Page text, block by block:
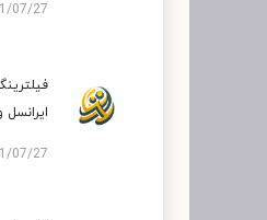
07/27
ایرانسل
07/27